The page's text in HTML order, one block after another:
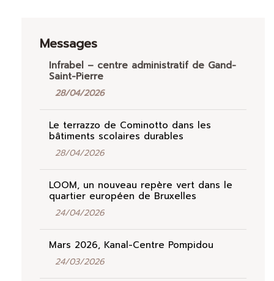
Messages
Infrabel – centre administratif de Gand-
Saint-Pierre
28/04/2026
Le terrazzo de Cominotto dans les
bâtiments scolaires durables
28/04/2026
LOOM, un nouveau repère vert dans le
quartier européen de Bruxelles
24/04/2026
Mars 2026, Kanal-Centre Pompidou
24/03/2026